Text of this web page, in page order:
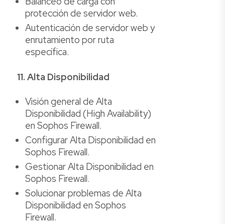
protección de servidor web.
Autenticación de servidor web y
enrutamiento por ruta
específica.
11. Alta Disponibilidad
Visión general de Alta
Disponibilidad (High Availability)
en Sophos Firewall.
Configurar Alta Disponibilidad en
Sophos Firewall.
Gestionar Alta Disponibilidad en
Sophos Firewall.
Solucionar problemas de Alta
Disponibilidad en Sophos
Firewall.